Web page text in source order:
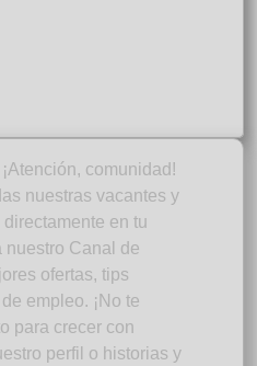
comunidad!
nuestras vacantes y
en tu
nuestro Canal de
ofertas, tips
empleo. ¡No te
para crecer con
perfil o historias y